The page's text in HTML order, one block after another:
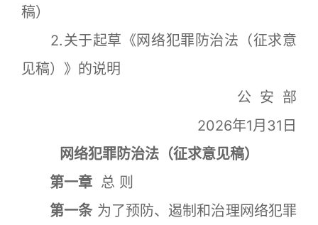
稿）
2.关于起草《网络犯罪防治法（征求意
见稿）》的说明
公 安 部
2026年1月31日
网络犯罪防治法（征求意见稿）
第一章 总 则
第一条 为了预防、遏制和治理网络犯罪